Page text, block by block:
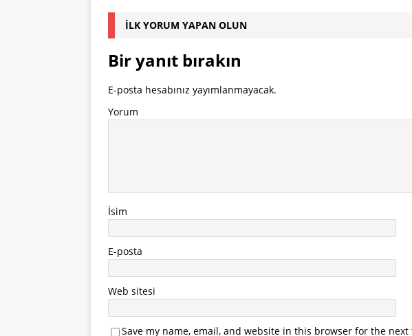
İLK YORUM YAPAN OLUN
Bir yanıt bırakın
E-posta hesabınız yayımlanmayacak.
Yorum
İsim
E-posta
Web sitesi
Save my name, email, and website in this browser for the